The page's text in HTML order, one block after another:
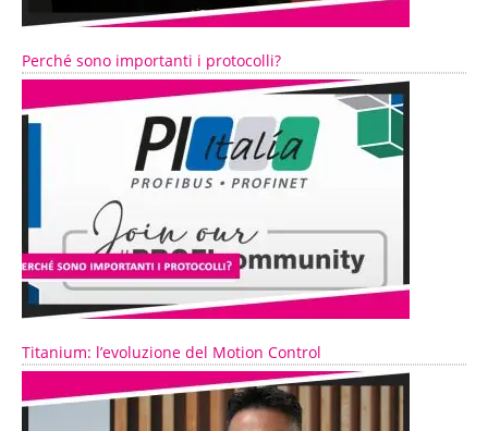
Perché sono importanti i protocolli?
Titanium: l’evoluzione del Motion Control